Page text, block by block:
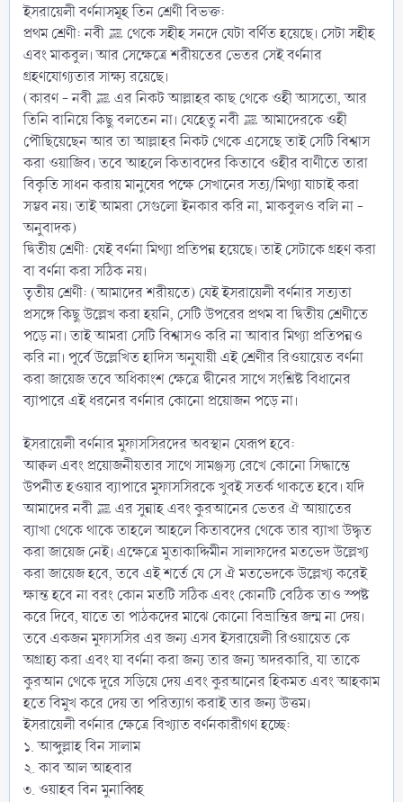
ইসরায়েলী বর্ণনাসমূহ তিন শ্রেণী বিভক্ত:
প্রথম শ্রেণী: নবী ﷺ থেকে সহীহ সনদে যেটা বর্ণিত হয়েছে। সেটা সহীহ
এবং মাকবুল। আর সেক্ষেত্রে শরীয়তের ভেতর সেই বর্ণনার
গ্রহণযোগ্যতার সাক্ষ্য রয়েছে।
(কারণ - নবী ﷺ এর নিকট আল্লাহর কাছ থেকে ওহী আসতো, আর
তিনি বানিয়ে কিছু বলতেন না। যেহেতু নবী ﷺ আমাদেরকে ওহী
পৌছিয়েছেন আর তা আল্লাহর নিকট থেকে এসেছে তাই সেটি বিশ্বাস
করা ওয়াজিব। তবে আহলে কিতাবদের কিতাবে ওহীর বাণীতে তারা
বিকৃতি সাধন করায় মানুষের পক্ষে সেখানের সত্য/মিথ্যা যাচাই করা
সম্ভব নয়। তাই আমরা সেগুলো ইনকার করি না, মাকবুলও বলি না -
অনুবাদক)
দ্বিতীয় শ্রেণী: যেই বর্ণনা মিথ্যা প্রতিপন্ন হয়েছে। তাই সেটাকে গ্রহণ করা
বা বর্ণনা করা সঠিক নয়।
তৃতীয় শ্রেণী: (আমাদের শরীয়তে) যেই ইসরায়েলী বর্ণনার সত্যতা
প্রসঙ্গে কিছু উল্লেখ করা হয়নি, সেটি উপরের প্রথম বা দ্বিতীয় শ্রেণীতে
পড়ে না। তাই আমরা সেটি বিশ্বাসও করি না আবার মিথ্যা প্রতিপন্নও
করি না। পূর্বে উল্লেখিত হাদিস অনুযায়ী এই শ্রেণীর রিওয়ায়েত বর্ণনা
করা জায়েজ তবে অধিকাংশ ক্ষেত্রে দ্বীনের সাথে সংশ্লিষ্ট বিধানের
ব্যাপারে এই ধরনের বর্ণনার কোনো প্রয়োজন পড়ে না।
ইসরায়েলী বর্ণনার মুফাসসিরদের অবস্থান যেরূপ হবে:
আক্বল এবং প্রয়োজনীয়তার সাথে সামঞ্জস্য রেখে কোনো সিদ্ধান্তে
উপনীত হওয়ার ব্যাপারে মুফাসসিরকে খুবই সতর্ক থাকতে হবে। যদি
আমাদের নবী ﷺ এর সুন্নাহ এবং কুরআনের ভেতর ঐ আয়াতের
ব্যাখা থেকে থাকে তাহলে আহলে কিতাবদের থেকে তার ব্যাখা উদ্ধৃত
করা জায়েজ নেই। এক্ষেত্রে মুতাকাদ্দিমীন সালাফদের মতভেদ উল্লেখ্য
করা জায়েজ হবে, তবে এই শর্তে যে সে ঐ মতভেদকে উল্লেখ্য করেই
ক্ষান্ত হবে না বরং কোন মতটি সঠিক এবং কোনটি বেঠিক তাও স্পষ্ট
করে দিবে, যাতে তা পাঠকদের মাঝে কোনো বিভ্রান্তির জন্ম না দেয়।
তবে একজন মুফাসসির এর জন্য এসব ইসরায়েলী রিওয়ায়েত কে
অগ্রাহ্য করা এবং যা বর্ণনা করা জন্য তার জন্য অদরকারি, যা তাকে
কুরআন থেকে দূরে সড়িয়ে দেয় এবং কুরআনের হিকমত এবং আহকাম
হতে বিমুখ করে দেয় তা পরিত্যাগ করাই তার জন্য উত্তম।
ইসরায়েলী বর্ণনার ক্ষেত্রে বিখ্যাত বর্ণনকারীগণ হচ্ছে:
১. আব্দুল্লাহ বিন সালাম
২. কাব আল আহবার
৩. ওয়াহব বিন মুনাব্বিহ